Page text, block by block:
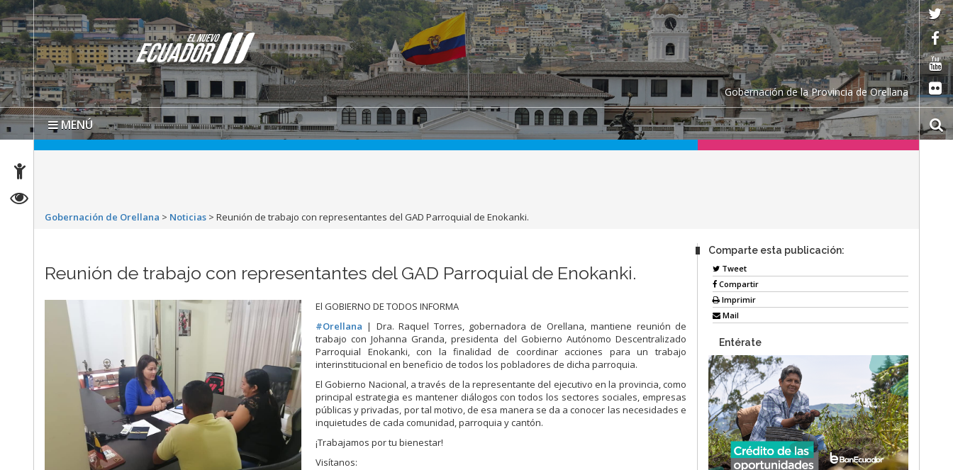
Gobernación de la Provincia de Orellana
MENÚ
Gobernación de Orellana > Noticias >Reunión de trabajo con representantes del GAD Parroquial de Enokanki.
Reunión de trabajo con representantes del GAD Parroquial de Enokanki.
El GOBIERNO DE TODOS INFORMA
#Orellana | Dra. Raquel Torres, gobernadora de Orellana, mantiene reunión de
trabajo con Johanna Granda, presidenta del Gobierno Autónomo Descentralizado
Parroquial Enokanki, con la finalidad de coordinar acciones para un trabajo
interinstitucional en beneficio de todos los pobladores de dicha parroquia.
El Gobierno Nacional, a través de la representante del ejecutivo en la provincia, como
principal estrategia es mantener diálogos con todos los sectores sociales, empresas
públicas y privadas, por tal motivo, de esa manera se da a conocer las necesidades e
inquietudes de cada comunidad, parroquia y cantón.
¡Trabajamos por tu bienestar!
Visítanos:
Comparte esta publicación:
Tweet
Compartir
Imprimir
Mail
Entérate